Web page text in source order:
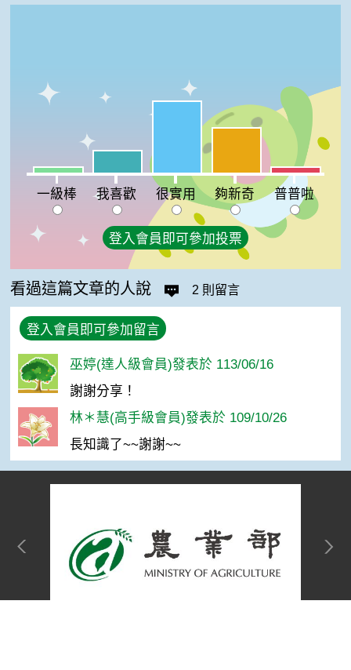
一級棒:4%
我喜歡:15%
很實用:48%
夠新奇:30%
普普啦:4%
一級棒
我喜歡 很實用 夠新奇 普普啦
登入會員即可參加投票
看過這篇文章的人說 2 則留言
登入會員即可參加留言
巫婷(達人級會員)發表於 113/06/16
謝謝分享！
林＊慧(高手級會員)發表於 109/10/26
長知識了~~謝謝~~